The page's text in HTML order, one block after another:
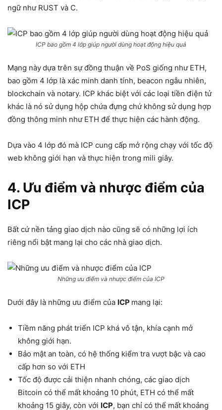
ngữ như RUST và C.
ICP bao gồm 4 lớp giúp người dùng hoạt động hiệu quả
Mạng nàydựa trên sự đồng thuận về PoS giống như ETH,
bao gồm 4 lớp là xác minh danh tính, beacon ngẫu nhiên,
blockchain và notary. ICP khác biệt với các loại tiền điện tử
khác là nó sử dụng hộp chứa đựng chứ không sử dụng hợp
đồng thông minh như ETH để thực hiện các hành động.
Dựa vào 4 lớp đó mà ICP cung cấp mở rộng chạy với tốc độ
web không giới hạn và thực hiện trong mili giây.
4. Ưu điểm và nhược điểm của
ICP
Bất cứ nền tảng giao dịch nào cũng sẽ có những lợi ích
riêng nổi bật mang lại cho các nhà giao dịch.
Những ưu điểm và nhược điểm của ICP
Dưới đây là những ưu điểm của ICP mang lại:
Tiềm năng phát triển ICP khá vô tận, khía cạnh mở
không giới hạn.
Bảo mật an toàn, có hệ thống kiểm tra vượt bậc và cao
cấp hơn so với ETH
Tốc độ được cải thiện nhanh chóng, các giao dịch
Bitcoin có thể mất khoảng 10 phút, ETH có thể mất
khoảng 15 giây, còn với ICP, bạn chỉ có thể mất khoảng